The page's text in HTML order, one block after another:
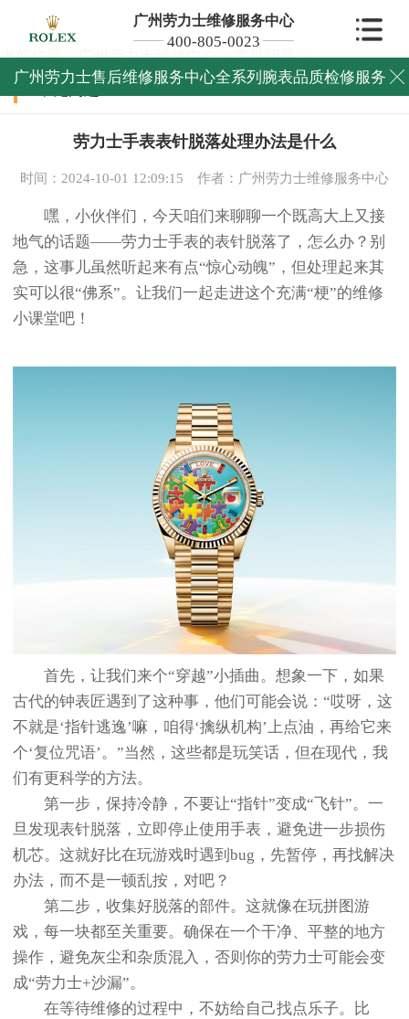
广州劳力士维修服务中心
400-805-0023
广州劳力士售后维修服务中心全系列腕表品质检修服务 
当前位置：广州劳力士维修中心>常见问题>
常见问题
劳力士手表表针脱落处理办法是什么
时间：2024-10-01 12:09:15 作者：广州劳力士维修服务中心
嘿，小伙伴们，今天咱们来聊聊一个既高大上又接
地气的话题——劳力士手表的表针脱落了，怎么办？别
急，这事儿虽然听起来有点“惊心动魄”，但处理起来其
实可以很“佛系”。让我们一起走进这个充满“梗”的维修
小课堂吧！
首先，让我们来个“穿越”小插曲。想象一下，如果
古代的钟表匠遇到了这种事，他们可能会说：“哎呀，这
不就是‘指针逃逸’嘛，咱得‘擒纵机构’上点油，再给它来
个‘复位咒语’。”当然，这些都是玩笑话，但在现代，我
们有更科学的方法。
第一步，保持冷静，不要让“指针”变成“飞针”。一
旦发现表针脱落，立即停止使用手表，避免进一步损伤
机芯。这就好比在玩游戏时遇到bug，先暂停，再找解决
办法，而不是一顿乱按，对吧？
第二步，收集好脱落的部件。这就像在玩拼图游
戏，每一块都至关重要。确保在一个干净、平整的地方
操作，避免灰尘和杂质混入，否则你的劳力士可能会变
成“劳力士+沙漏”。
在等待维修的过程中，不妨给自己找点乐子。比